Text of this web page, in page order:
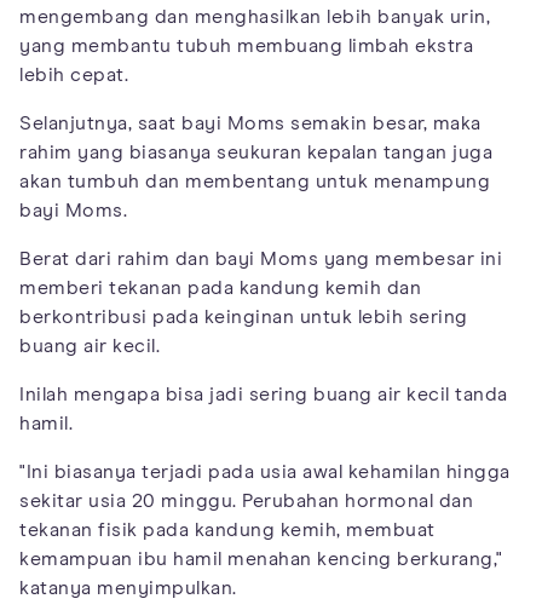
mengembang dan menghasilkan lebih banyak urin,
yang membantu tubuh membuang limbah ekstra
lebih cepat.
Selanjutnya, saat bayi Moms semakin besar, maka
rahim yang biasanya seukuran kepalan tangan juga
akan tumbuh dan membentang untuk menampung
bayi Moms.
Berat dari rahim dan bayi Moms yang membesar ini
memberi tekanan pada kandung kemih dan
berkontribusi pada keinginan untuk lebih sering
buang air kecil.
Inilah mengapa bisa jadi sering buang air kecil tanda
hamil.
"Ini biasanya terjadi pada usia awal kehamilan hingga
sekitar usia 20 minggu. Perubahan hormonal dan
tekanan fisik pada kandung kemih, membuat
kemampuan ibu hamil menahan kencing berkurang,"
katanya menyimpulkan.